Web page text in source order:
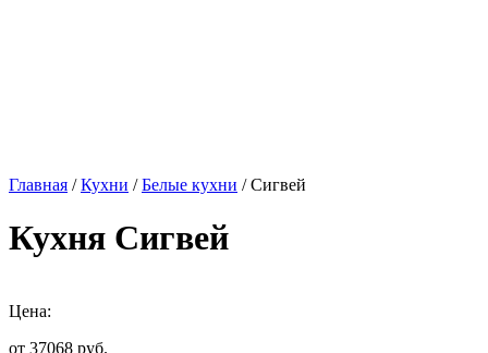
Главная /Кухни /Белые кухни / Сигвей
Кухня Сигвей
Цена:
от 37068 руб.